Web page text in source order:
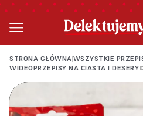
STRONA GŁÓWNA|WSZYSTKIE
WIDEOPRZEPISY NA CIASTA I DESERY|
Loading